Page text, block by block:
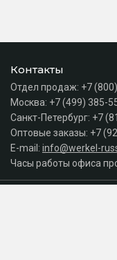
Контакты
Отдел продаж: +7
Москва: +7 (499) 385-
Санкт-Петербург: +7
Оптовые заказы: +7
E-mail: info@werkel-
Часы работы офиса